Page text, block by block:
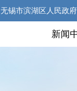
无锡市滨湖区人民政
新闻